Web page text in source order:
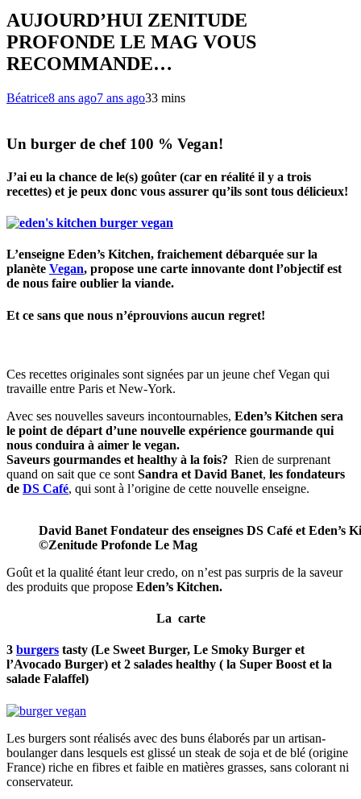
AUJOURD’HUI ZENITUDE
PROFONDE LE MAG VOUS
RECOMMANDE…
Béatrice8 ans ago7 ans ago33 mins
Un burger de chef 100 % Vegan!
J’ai eu la chance de le(s) goûter (car en réalité il y a trois
recettes) et je peux donc vous assurer qu’ils sont tous délicieux!
L’enseigne Eden’s Kitchen, fraichement débarquée sur la
planète Vegan, propose une carte innovante dont l’objectif est
de nous faire oublier la viande.
Et ce sans que nous n’éprouvions aucun regret!
Ces recettes originales sont signées par un jeune chef Vegan qui
travaille entre Paris et New-York.
Avec ses nouvelles saveurs incontournables, Eden’s Kitchen sera
le point de départ d’une nouvelle expérience gourmande qui
nous conduira à aimer le vegan.
Saveurs gourmandes et healthy à la fois? Rien de surprenant
quand on sait que ce sont Sandra et David Banet, les fondateurs
de DS Café, qui sont à l’origine de cette nouvelle enseigne.
David Banet Fondateur des enseignes DS Café et Eden’s
©Zenitude Profonde Le Mag
Goût et la qualité étant leur credo, on n’est pas surpris de la saveur
des produits que propose Eden’s Kitchen.
La carte
3 burgers tasty (Le Sweet Burger, Le Smoky Burger et
l’Avocado Burger) et 2 salades healthy ( la Super Boost et la
salade Falaffel)
Les burgers sont réalisés avec des buns élaborés par un artisan-
boulanger dans lesquels est glissé un steak de soja et de blé (origine
France) riche en fibres et faible en matières grasses, sans colorant ni
conservateur.